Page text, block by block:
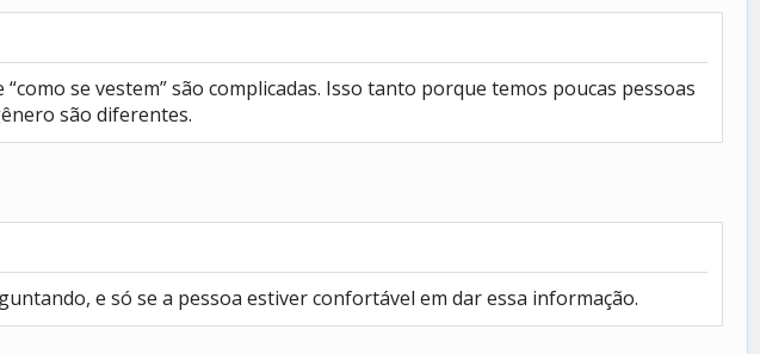
se vestem” são complicadas. Isso tanto porque temos poucas pessoas
são diferentes.
e só se a pessoa estiver confortável em dar essa informação.